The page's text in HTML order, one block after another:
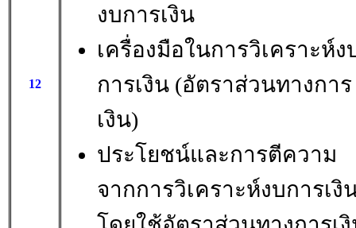
12
งบการเงิน
เครื่องมือในการวิเคราะห์ง
การเงิน (อัตราส่วนทางการ
เงิน)
ประโยชน์และการตีความ
จากการวิเคราะห์งบการเงิ